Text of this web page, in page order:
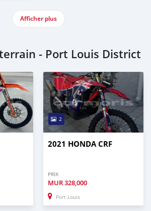
Afficher plus
- Port Louis District
2
2021 HONDA CRF
PRIX
MUR328,000
Port Louis